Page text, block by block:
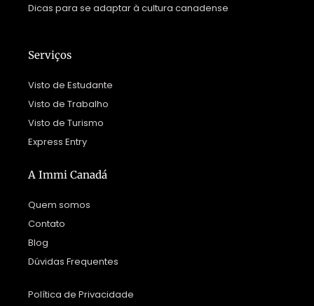
Dicas para se adaptar à cultura canadense
Serviços
Visto de Estudante
Visto de Trabalho
Visto de Turismo
Express Entry
A Immi Canadá
Quem somos
Contato
Blog
Dúvidas Frequentes
Política de Privacidade